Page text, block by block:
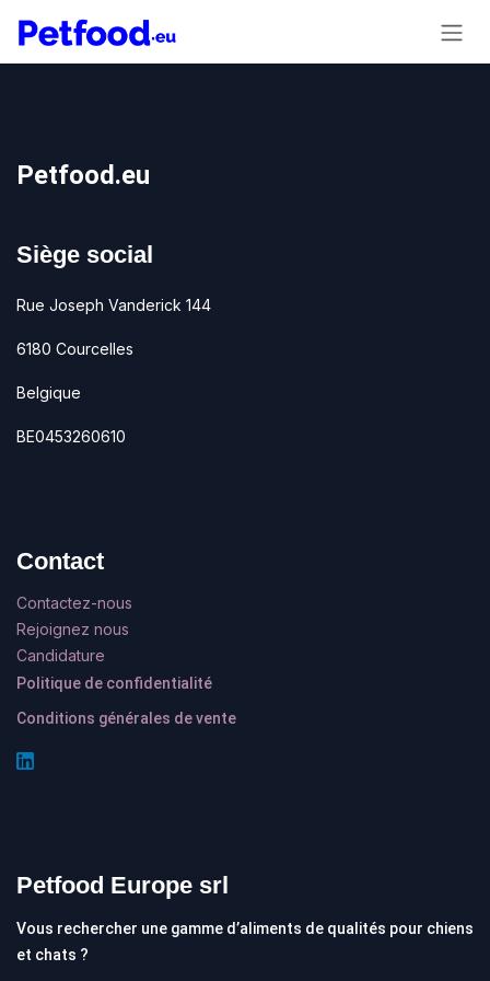
Petfood.eu
Siège social
Rue Joseph Vanderick 144
6180 Courcelles
Belgique
BE0453260610
Contact
Contactez-nous
Rejoignez nous
Candidature
Politique de confidentialité
Conditions générales de vente
Petfood Europe srl
Vous rechercher une gamme d’aliments de qualités pour chiens
et chats ?